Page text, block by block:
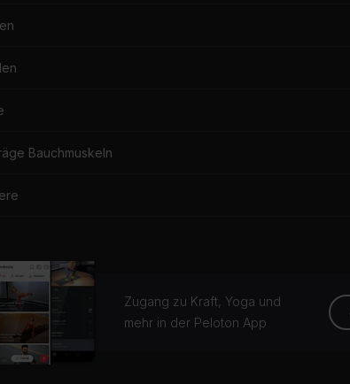
Bauchmuskeln
Zugang zu Kraft, Yoga und
mehr in der Peloton App